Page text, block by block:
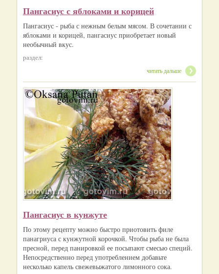
Пангасиус с яблоками и корицей
Пангасиус - рыба с нежным белым мясом. В сочетании с
яблоками и корицей, пангасиус приобретает новый
необычный вкус.
раздел:
читать дальше
Пангасиус в кунжуте
По этому рецепту можно быстро приотовить филе
панагриуса с кунжутной корочкой. Чтобы рыба не была
пресной, перед панировкой ее посыпают смесью специй.
Непосредственно перед употреблением добавьте
несколько капель свежевыжатого лимонного сока.